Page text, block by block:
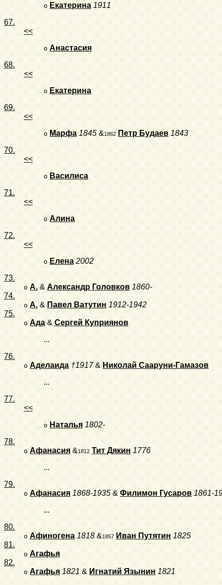
o Екатерина 1911
67.
<<
o Анастасия
68.
<<
o Екатерина
69.
<<
o Марфа 1845 &1862 Петр Будаев 1843
70.
<<
o Василиса
71.
<<
o Алина
72.
<<
o Елена 2002
73.
o А. & Александр Головков 1860-
74.
o А. & Павел Ватутин 1912-1942
75.
o Ада & Сергей Куприянов
...
76.
o Аделаида †1917& Николай Сааруни-Гамазов
...
77.
<<
o Наталья 1802-
78.
o Афанасия &1812 Тит Дякин 1776
...
79.
o Афанасия 1868-1935 & Филимон Гусаров 1861-
...
80.
o Афиногена 1818 &1857 Иван Путятин 1825
81.
o Агафья
82.
o Агафья 1821 & Игнатий Язынин 1821